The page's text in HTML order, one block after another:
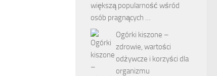
większą popularność wśród
osób pragnących …
Ogórki kiszone –
zdrowie, wartości
odżywcze i korzyści dla
organizmu